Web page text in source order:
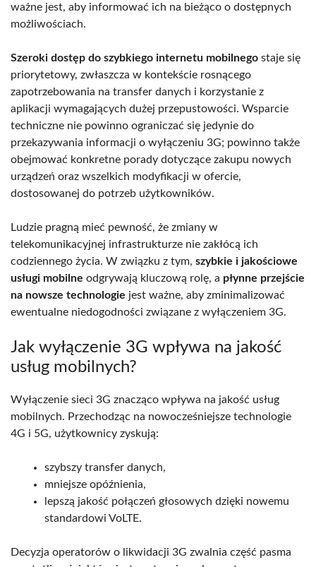
ważne jest, aby informować ich na bieżąco o dostępnych
możliwościach.
Szeroki dostęp do szybkiego internetu mobilnego staje się
priorytetowy, zwłaszcza w kontekście rosnącego
zapotrzebowania na transfer danych i korzystanie z
aplikacji wymagających dużej przepustowości. Wsparcie
techniczne nie powinno ograniczać się jedynie do
przekazywania informacji o wyłączeniu 3G; powinno także
obejmować konkretne porady dotyczące zakupu nowych
urządzeń oraz wszelkich modyfikacji w ofercie,
dostosowanej do potrzeb użytkowników.
Ludzie pragną mieć pewność, że zmiany w
telekomunikacyjnej infrastrukturze nie zakłócą ich
codziennego życia. W związku z tym, szybkie i jakościowe
usługi mobilne odgrywają kluczową rolę, a płynne przejście
na nowsze technologie jest ważne, aby zminimalizować
ewentualne niedogodności związane z wyłączeniem 3G.
Jak wyłączenie 3G wpływa na jakość
usług mobilnych?
Wyłączenie sieci 3G znacząco wpływa na jakość usług
mobilnych. Przechodząc na nowocześniejsze technologie
4G i 5G, użytkownicy zyskują:
szybszy transfer danych,
mniejsze opóźnienia,
lepszą jakość połączeń głosowych dzięki nowemu
standardowi VoLTE.
Decyzja operatorów o likwidacji 3G zwalnia część pasma